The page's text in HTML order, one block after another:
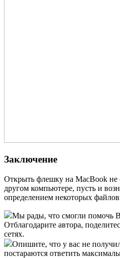
Заключение
Открыть флешку на MacBook
другом компьютере, пусть и
определением некоторых
Мы рады, что смогли помочь
Отблагодарите автора,
сетях.
Опишите, что у вас не
постараются ответить